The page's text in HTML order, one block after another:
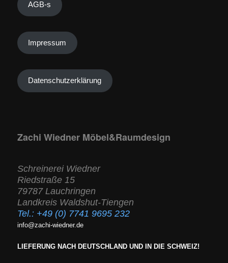
AGB-s
Impressum
Datenschutzerklärung
Zachi Wiedner Möbel&Raumdesign
Schreinerei Wiedner
Riedstraße 15
79787 Lauchringen
Landkreis Waldshut-Tiengen
Tel.: +49 (0) 7741 9695 232
info@zachi-wiedner.de
LIEFERUNG NACH DEUTSCHLAND UND IN DIE SCHWEIZ!